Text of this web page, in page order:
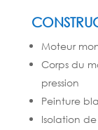
Moteur
Corps du
pression
Peinture
Isolation